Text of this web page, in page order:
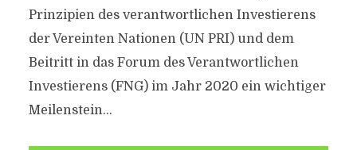
Prinzipien des verantwortlichen Investierens
der Vereinten Nationen (UN PRI) und dem
Beitritt in das Forum des Verantwortlichen
Investierens (FNG) im Jahr 2020 ein wichtiger
Meilenstein...